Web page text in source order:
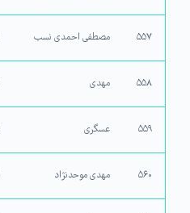
۵۵۷ مصطفی احمدی نسب
۵۵۸ مهدی
۵۵۹ عسگری
۵۶۰ مهدی موحدنژاد